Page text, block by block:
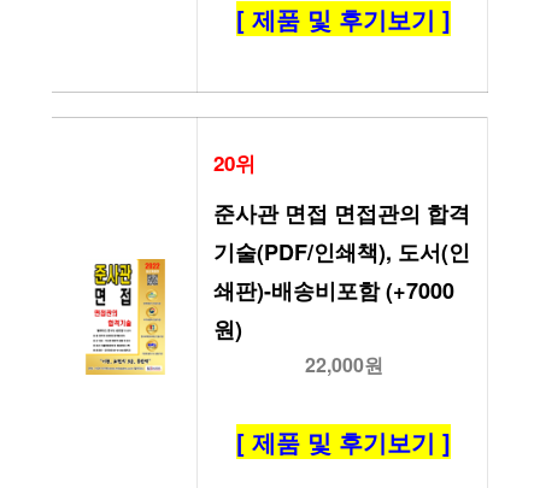
[ 제품 및 후기보기 ]
20위
준사관 면접 면접관의 합격
기술(PDF/인쇄책), 도서(인
쇄판)-배송비포함 (+7000
원)
22,000원
[ 제품 및 후기보기 ]